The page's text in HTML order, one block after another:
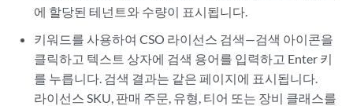
에 할당된 테넌트와 수량이 표시됩니다.
키워드를 사용하여 CSO 라이선스 검색—검색 아이콘을
클릭하고 텍스트 상자에 검색 용어를 입력하고 Enter 키
를 누릅니다. 검색 결과는 같은 페이지에 표시됩니다.
라이선스 SKU, 판매 주문, 유형, 티어 또는 장비 클래스를